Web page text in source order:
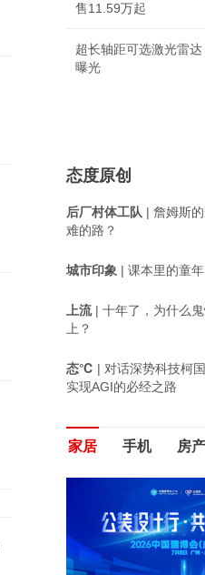
售11.59万起
超长轴距可选激光雷
曝光
态度原创
后厂村体工队 | 詹姆斯
难的路？
城市印象 | 课本里的童
上流| 十年了，为什么
上？
态℃ | 对话深势科技柯
实现AGI的必经之路
家居 手机 房产